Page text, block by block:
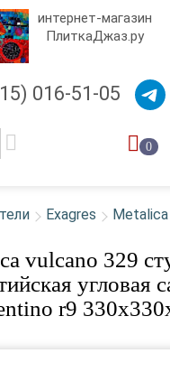
интернет-магазин
ПлиткаДжаз.ру
016-51-05
0
Exagres Metalica
vulcano 329
угловая
r9